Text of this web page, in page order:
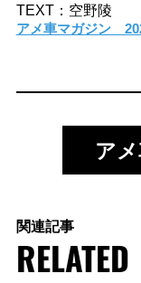
TEXT：空野陵
アメ車マガジン
ア
関連記事
RELATED